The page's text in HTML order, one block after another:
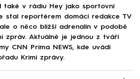
také v rádiu Hey jako sportovní
stal reportérem domácí redakce TV
o něco bližší adrenalin v podobě
zpráv. Aktuálně je jednou z tváří
CNN Prima NEWS, kde uvádí
Krimi zprávy.